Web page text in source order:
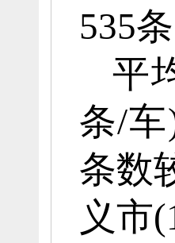
535
平
条/
条数
义市